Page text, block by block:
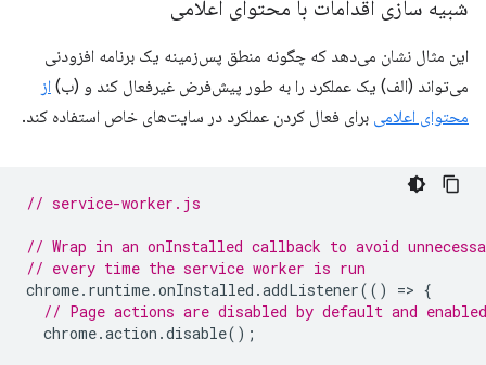
شبیه سازی اقدامات با محتوای اعلامی
این مثال نشان می‌دهد که چگونه منطق پس‌زمینه یک برنامه افزودنی
می‌تواند (الف) یک عملکرد را به طور پیش‌فرض غیرفعال کند و (ب) از
محتوای اعلامی برای فعال کردن عملکرد در سایت‌های خاص استفاده کند.
// service-worker.js
// Wrap in an onInstalled callback to avoid
// every time the service worker is run
chrome. runtime.onInstalled .addListener(() => {
// Page actions are disabled by default and
chrome.action .disable();